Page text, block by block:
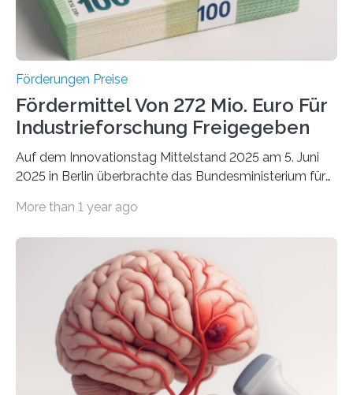
Förderungen Preise
Fördermittel Von 272 Mio. Euro Für
Industrieforschung Freigegeben
Auf dem Innovationstag Mittelstand 2025 am 5. Juni
2025 in Berlin überbrachte das Bundesministerium für
Überplanmäßige Verpflichtungsermächtigungen in
Woche vom Haushaltsausschuss freigegeben – unter
anderem zur Unterstützung der
Industrieforschungsprogramme Industrielle
Gemeinschaftsforschung (IGF), Zentrales
Innovationsprogramm Mittelstand (ZIM) und
Innovationskompetenz INNO-KOM. Auf dem
Innovationstag Mittelstand 2025 am 5. Juni 2025 in
Berlin überbrachte das Bundesministerium für
More than 1 year ago